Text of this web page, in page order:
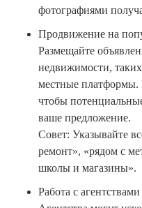
фотографиями
Продвижение на
Размещайте
недвижимости,
местные платформы.
чтобы
ваше предложение.
Совет: Указывайте
ремонт», «рядом с
школы и магазины».
Работа с